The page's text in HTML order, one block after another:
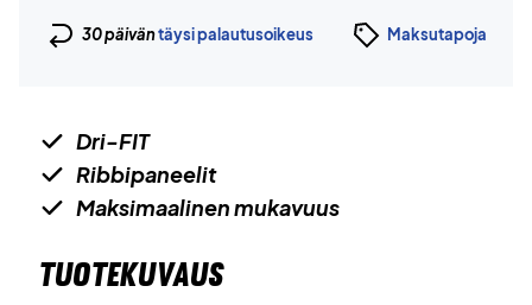
30 päiväntäysi palautusoikeus Maksutapoja
Dri-FIT
Ribbipaneelit
Maksimaalinen mukavuus
TUOTEKUVAUS